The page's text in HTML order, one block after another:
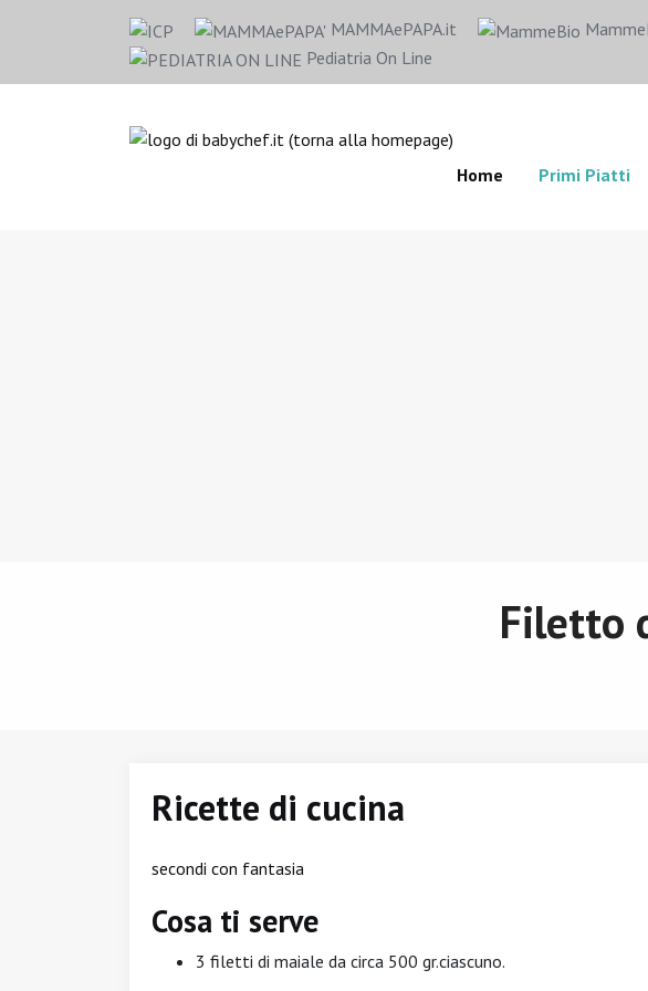
MAMMAePAPA.it
Pediatria On Line
Home Primi Piatti
Filetto
Ricette di cucina
secondi con fantasia
Cosa ti serve
3 filetti di maiale da circa 500 gr.ciascuno.